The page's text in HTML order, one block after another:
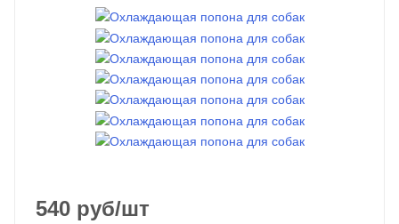
540 руб/шт